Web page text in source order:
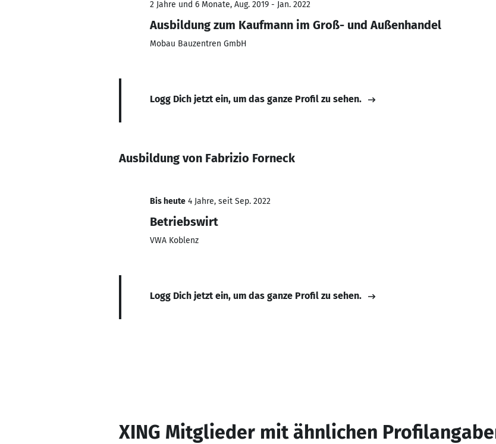
2 Jahre und 6 Monate, Aug. 2019 - Jan. 2022
Ausbildung zum Kaufmann im Groß- und Außenhandel
Mobau Bauzentren GmbH
Logg Dich jetzt ein, um das ganze Profil zu sehen.
Ausbildung von Fabrizio Forneck
Bis heute 4 Jahre, seit Sep. 2022
Betriebswirt
VWA Koblenz
Logg Dich jetzt ein, um das ganze Profil zu sehen.
XING Mitglieder mit ähnlichen